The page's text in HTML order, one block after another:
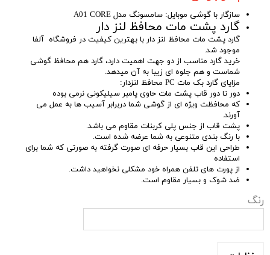
سازگار با گوشی موبایل: سامسونگ مدل A01 CORE
گارد پشت مات محافظ لنز دار
گارد پشت مات محافظ لنز دار با بهترین کیفیت در فروشگاه آلفا
موجود شد.
خرید گارد مناسب از دو جهت اهمیت دارد، گارد هم محافظ گوشی
شماست و هم جلوه ای زیبا به آن میدهد.
مزایای گارد بک مات PC محافظ لنزدار:
دور تا دور قاب پشت مات حاوی پامبر سیلیکونی نرمی بوده
که محافظت ویژه ای از گوشی شما دربرابر آسیب ها به عمل می
آورند.
پشت قاب از جنس پلی کربنات مقاوم می باشد.
با رنگ بندی متنوعی به شما عرضه شده است.
طراحی این قاب بسیار حرفه ای صورت گرفته به صورتی که شما برای
استفاده
از پورت های تلفن همراه خود مشکلی نخواهید داشت.
ضد شوک و بسیار مقاوم است.
رنگ